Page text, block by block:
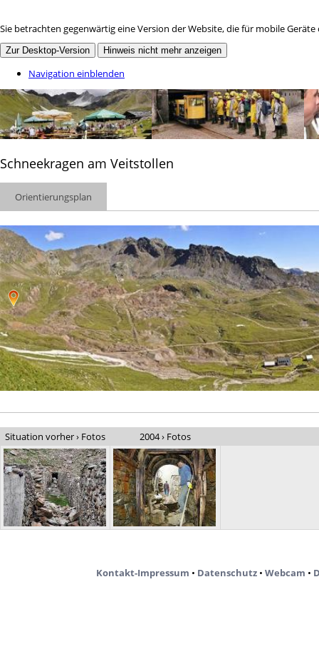
Sie betrachten gegenwärtig eine Version der Website, die für mobile
Zur Desktop-Version Hinweis nicht mehr anzeigen
Navigation einblenden
Schneekragen am Veitstollen
Orientierungsplan
Situation vorher › Fotos 2004 › Fotos
Kontakt-Impressum • Datenschutz• Webcam •